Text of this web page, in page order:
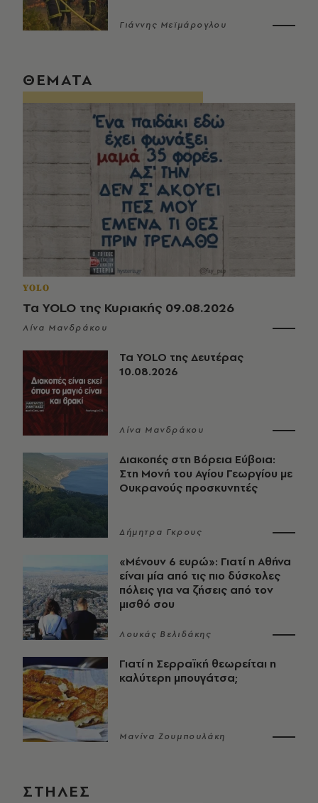
Γιάννης Μεϊμάρογλου
ΘΕΜΑΤΑ
YOLO
Τα YOLO της Κυριακής 09.08.2026
Λίνα Μανδράκου
Τα YOLO της Δευτέρας
10.08.2026
Λίνα Μανδράκου
Διακοπές στη Βόρεια Εύβοια:
Στη Μονή του Αγίου Γεωργίου με
Ουκρανούς προσκυνητές
Δήμητρα Γκρους
«Μένουν 6 ευρώ»: Γιατί η Αθήνα
είναι μία από τις πιο δύσκολες
πόλεις για να ζήσεις από τον
μισθό σου
Λουκάς Βελιδάκης
Γιατί η Σερραϊκή θεωρείται η
καλύτερη μπουγάτσα;
Μανίνα Ζουμπουλάκη
ΣΤΗΛΕΣ